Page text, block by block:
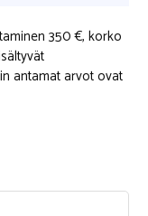
350 €, korko
antamat arvot ovat